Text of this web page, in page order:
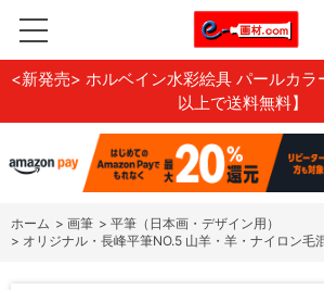
<新発売> ホルベイン水彩絵具 パールカラ
以上で送料無料】
ホーム > 画筆 > 平筆（日本画・デザイン用）
> オリジナル・長峰平筆NO.5 山羊・羊・ナイロン毛